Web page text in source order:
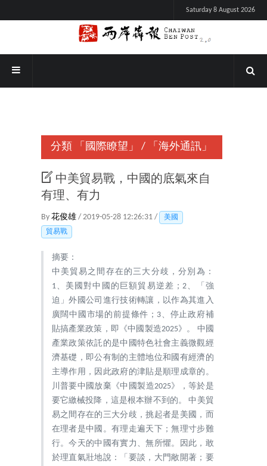
Saturday 8 August 2026
分類 「國際瞭望」 / 「海外通訊」
中美貿易戰，中國的底氣來自
有理、有力
By 花俊雄 / 2019-05-28 12:26:31 /
美國
貿易戰
摘要：
中美貿易之間存在的三大分歧，分別為：
1、美國對中國的巨額貿易逆差；2、「強
迫」外國公司進行技術轉讓，以作為其進入
廣闊中國市場的前提條件；3、停止政府補
貼搞產業政策，即《中國製造2025》。 中國
產業政策依託的是中國特色社會主義微觀經
濟基礎，即公有制的主體地位和國有經濟的
主導作用，因此政府的津貼是順理成章的。
川普要中國放棄《中國製造2025》，等於是
要它繳械投降，這是根本辦不到的。 中美貿
易之間存在的三大分歧，挑起者是美國，而
在理者是中國。有理走遍天下；無理寸步難
行。今天的中國有實力、無所懼。因此，敢
於理直氣壯地說：「要談，大門敞開著；要